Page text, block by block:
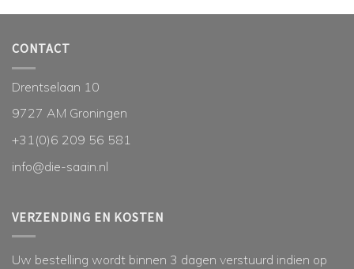
CONTACT
Drentselaan 10
9727 AM Groningen
+31(0)6 209 56 581
info@die-saain.nl
VERZENDING EN KOSTEN
Uw bestelling wordt binnen 3 dagen verstuurd indien op